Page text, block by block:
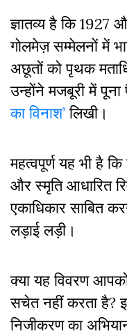
ज्ञातव्य है कि
गोलमेज़ सम्मेलनों में
अछूतों को पृथक
उन्होंने मजबूरी में
का विनाश’लिखी।
महत्वपूर्ण यह भी है
और स्मृति आधारित
एकाधिकार साबित
लड़ाई लड़ी।
क्या यह विवरण
सचेत नहीं करता है?
निजीकरण का